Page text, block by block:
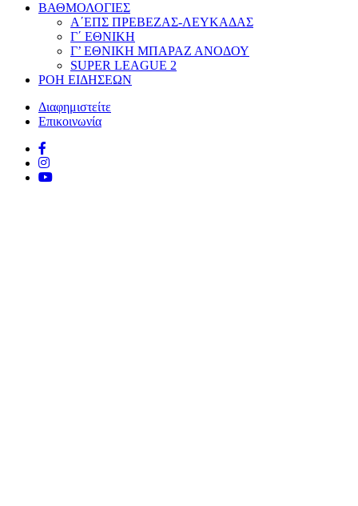
ΒΑΘΜΟΛΟΓΙΕΣ
Α΄ΕΠΣ ΠΡΕΒΕΖΑΣ-ΛΕΥΚΑΔΑΣ
Γ΄ ΕΘΝΙΚΗ
Γ’ ΕΘΝΙΚΗ ΜΠΑΡΑΖ ΑΝΟΔΟΥ
SUPER LEAGUE 2
ΡΟΗ ΕΙΔΗΣΕΩΝ
Διαφημιστείτε
Επικοινωνία